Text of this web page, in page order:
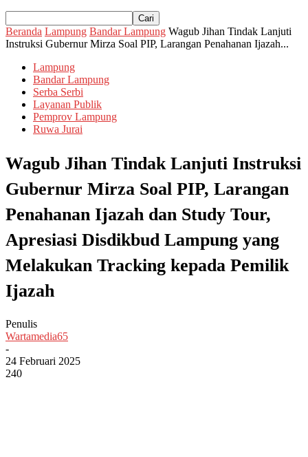
Beranda Lampung Bandar Lampung Wagub Jihan Tindak Lanjuti
Instruksi Gubernur Mirza Soal PIP, Larangan Penahanan Ijazah...
Lampung
Bandar Lampung
Serba Serbi
Layanan Publik
Pemprov Lampung
Ruwa Jurai
Wagub Jihan Tindak Lanjuti Instruksi
Gubernur Mirza Soal PIP, Larangan
Penahanan Ijazah dan Study Tour,
Apresiasi Disdikbud Lampung yang
Melakukan Tracking kepada Pemilik
Ijazah
Penulis
Wartamedia65
-
24 Februari 2025
240